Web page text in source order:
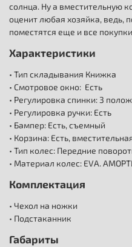
солнца. Ну а вместительную
оценит любая хозяйка, ведь,
поместятся еще и все
Характеристики
• Тип складывания Книжка
• Смотровое окно: Есть
• Регулировка спинки: 3
• Регулировка ручки: Есть
• Бампер: Есть, съемный
• Корзина: Есть,
• Тип колес: Передние
• Материал колес: EVA.
Комплектация
• Чехол на ножки
• Подстаканник
Габариты